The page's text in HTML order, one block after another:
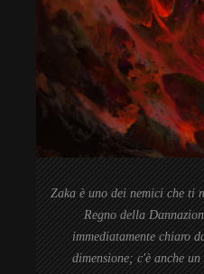
Zaka è uno dei nemici che ti
Regno della
immediatamente chiaro
dimensione; c'è anche